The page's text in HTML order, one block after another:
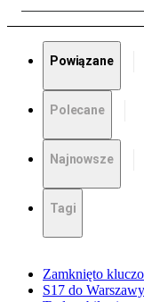
Powiązane
Polecane
Najnowsze
Tagi
Zamknięto
S17 do